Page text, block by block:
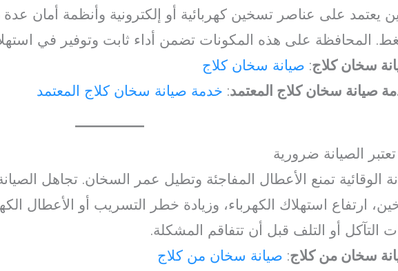
يعتمد على عناصر تسخين كهربائية أو إلكترونية وأنظمة أمان
المحافظة على هذه المكونات تضمن أداء ثابت وتوفير في
سخان كلاج: صيانة سخان كلاج
صيانة سخان كلاج المعتمد: خدمة صيانة سخان كلاج المعتمد
تعتبر الصيانة ضرورية
الوقائية تمنع الأعطال المفاجئة وتطيل عمر السخان. تجاهل
ارتفاع استهلاك الكهرباء، وزيادة خطر التسريب أو الأعطال
التآكل أو التلف قبل أن تتفاقم المشكلة.
سخان من كلاج: صيانة سخان من كلاج